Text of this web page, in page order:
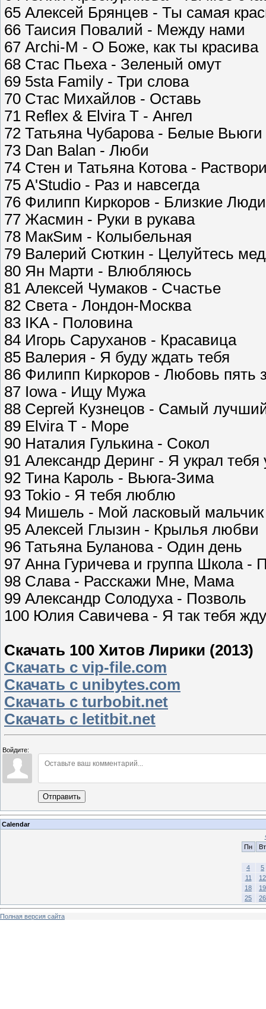
65 Алексей Брянцев - Ты самая
66 Таисия Повалий - Между нами
67 Archi-M - О Боже, как ты красива
68 Стас Пьеха - Зеленый омут
69 5sta Family - Три слова
70 Стас Михайлов - Оставь
71 Reflex & Elvira T - Ангел
72 Татьяна Чубарова - Белые Вьюги
73 Dan Balan - Люби
74 Стен и Татьяна Котова -
75 A'Studio - Раз и навсегда
76 Филипп Киркоров - Близкие Люди
77 Жасмин - Руки в рукава
78 МакSим - Колыбельная
79 Валерий Сюткин - Целуйтесь
80 Ян Марти - Влюбляюсь
81 Алексей Чумаков - Счастье
82 Света - Лондон-Москва
83 IKA - Половина
84 Игорь Саруханов - Красавица
85 Валерия - Я буду ждать тебя
86 Филипп Киркоров - Любовь пять
87 Iowa - Ищу Мужа
88 Сергей Кузнецов - Самый
89 Elvira T - Море
90 Наталия Гулькина - Сокол
91 Александр Деринг - Я украл тебя
92 Тина Кароль - Вьюга-Зима
93 Tokio - Я тебя люблю
94 Мишель - Мой ласковый мальчик
95 Алексей Глызин - Крылья любви
96 Татьяна Буланова - Один день
97 Анна Гуричева и группа Школа -
98 Слава - Расскажи Мне, Мама
99 Александр Солодуха - Позволь
100 Юлия Савичева - Я так тебя жду
Скачать 100 Хитов Лирики (2013)
Скачать с vip-file.com
Скачать с unibytes.com
Скачать с turbobit.net
Скачать с letitbit.net
Войдите:
Отправить
Calendar
Пн
Вт
4
5
11
12
18
19
25
26
Полная версия сайта